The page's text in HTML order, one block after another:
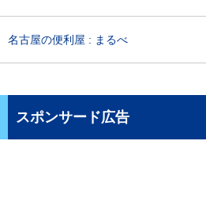
名古屋の便利屋 : まるべ
スポンサード広告